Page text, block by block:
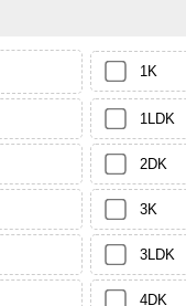
1K
1LDK
2DK
3K
3LDK
4DK